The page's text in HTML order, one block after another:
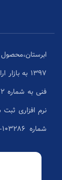
1397 به
نرم افزاری
شماره ۱۰۳۲۸۶-۰۰۲۵۹-۸ ) می باشد.